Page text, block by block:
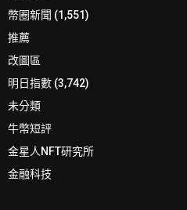
幣圈新聞 (1,551)
推薦
改圖區
明日指數 (3,742)
未分類
牛幣短評
金星人NFT研究所
金融科技